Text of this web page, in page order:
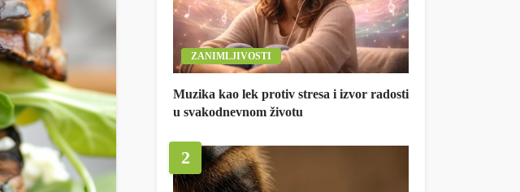
ZANIMLJIVOSTI
Muzika kao lek protiv stresa i izvor radosti
u svakodnevnom životu
2